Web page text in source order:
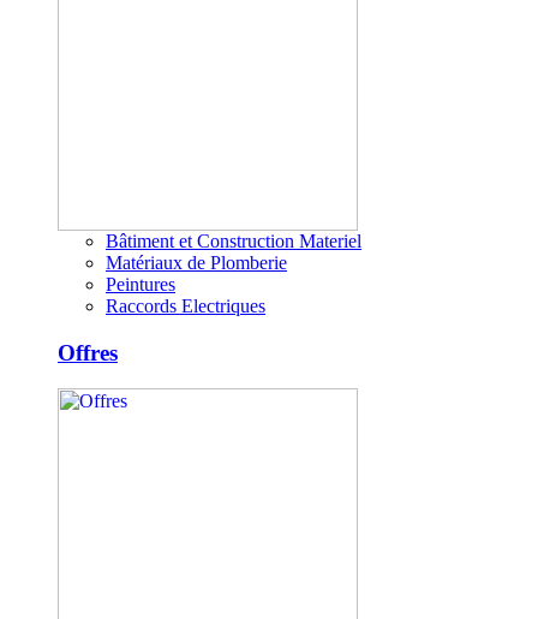
Bâtiment et Construction Materiel
Matériaux de Plomberie
Peintures
Raccords Electriques
Offres